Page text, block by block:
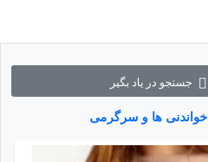
جستجو در یاد بگیر
خواندنی ها و سرگرمی